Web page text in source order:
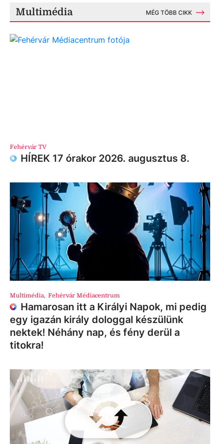
Multimédia MÉG TÖBB CIKK
Fehérvár TV
HÍREK 17 órakor 2026. augusztus 8.
Multimédia, Fehérvár Médiacentrum
Hamarosan itt a Királyi Napok, mi pedig
egy igazán király dologgal készülünk
nektek! Néhány nap, és fény derül a
titokra!